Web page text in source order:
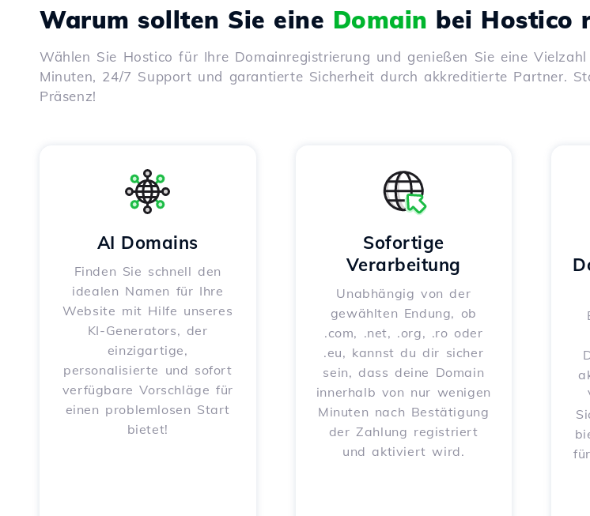
Warum sollten Sie eine Domain bei Hostico
Wählen Sie Hostico für Ihre Domainregistrierung und genießen Sie eine
Minuten, 24/7 Support und garantierte Sicherheit durch akkreditierte Partner.
Präsenz!
AI Domains
Finden Sie schnell den
idealen Namen für Ihre
Website mit Hilfe unseres
KI-Generators, der
einzigartige,
personalisierte und sofort
verfügbare Vorschläge für
einen problemlosen Start
bietet!
Sofortige
Verarbeitung
Unabhängig von der
gewählten Endung, ob
.com, .net, .org, .ro oder
.eu, kannst du dir sicher
sein, dass deine Domain
innerhalb von nur wenigen
Minuten nach Bestätigung
der Zahlung registriert
und aktiviert wird.